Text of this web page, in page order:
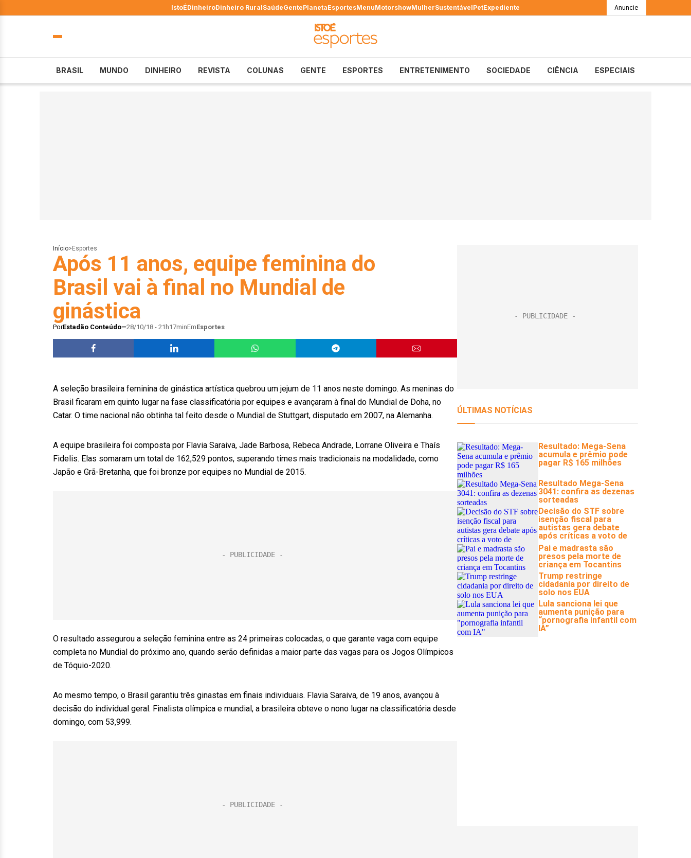
IstoÉDinheiroDinheiro RuralSaúdeGentePlanetaEsportesMenuMotorshowMulherSustentávelPetExpediente Anuncie
BRASIL MUNDO DINHEIRO REVISTA COLUNAS GENTE ESPORTES ENTRETENIMENTO SOCIEDADE CIÊNCIA ESPECIAIS
Início> Esportes
Após 11 anos, equipe feminina do
Brasil vai à final no Mundial de
ginástica
PorEstadão Conteúdo 28/10/18 - 21h17minEmEsportes
A seleção brasileira feminina de ginástica artística quebrou um jejum de 11 anos neste domingo. As meninas do
Brasil ficaram em quinto lugar na fase classificatória por equipes e avançaram à final do Mundial de Doha, no
Catar. O time nacional não obtinha tal feito desde o Mundial de Stuttgart, disputado em 2007, na Alemanha.
A equipe brasileira foi composta por Flavia Saraiva, Jade Barbosa, Rebeca Andrade, Lorrane Oliveira e Thaís
Fidelis. Elas somaram um total de 162,529 pontos, superando times mais tradicionais na modalidade, como
Japão e Grã-Bretanha, que foi bronze por equipes no Mundial de 2015.
O resultado assegurou a seleção feminina entre as 24 primeiras colocadas, o que garante vaga com equipe
completa no Mundial do próximo ano, quando serão definidas a maior parte das vagas para os Jogos Olímpicos
de Tóquio-2020.
Ao mesmo tempo, o Brasil garantiu três ginastas em finais individuais. Flavia Saraiva, de 19 anos, avançou à
decisão do individual geral. Finalista olímpica e mundial, a brasileira obteve o nono lugar na classificatória desde
domingo, com 53,999.